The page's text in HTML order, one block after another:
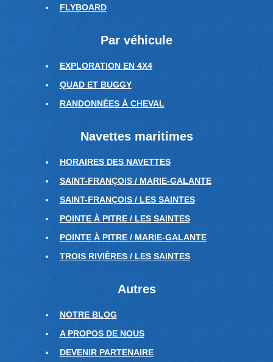
FLYBOARD
Par véhicule
EXPLORATION EN 4X4
QUAD ET BUGGY
RANDONNÉES À CHEVAL
Navettes maritimes
HORAIRES DES NAVETTES
SAINT-FRANÇOIS / MARIE-GALANTE
SAINT-FRANÇOIS / LES SAINTES
POINTE À PITRE / LES SAINTES
POINTE À PITRE / MARIE-GALANTE
TROIS RIVIÈRES / LES SAINTES
Autres
NOTRE BLOG
A PROPOS DE NOUS
DEVENIR PARTENAIRE